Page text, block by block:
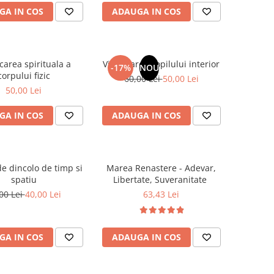
IN COS ADAUGA IN COS
spirituala a
fizic
50,00 Lei
IN COS
-17% NOU
Vindecarea copilului interior
60,00 Lei50,00 Lei
ADAUGA IN COS
dincolo de timp si
spatiu
Lei40,00 Lei
IN COS
Marea Renastere - Adevar,
Libertate, Suveranitate
63,43 Lei
ADAUGA IN COS